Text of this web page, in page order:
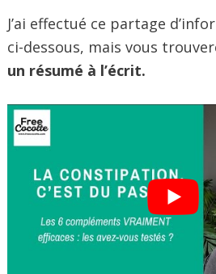
J’ai effectué ce partage
ci-dessous, mais vous
un résumé à l’écrit.